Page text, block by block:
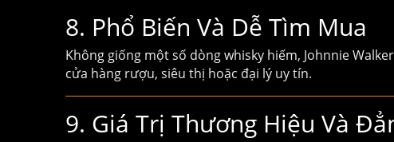
8. Phổ Biến Và Dễ Tìm Mua
Không giống một số dòng whisky hiếm, Johnnie
cửa hàng rượu, siêu thị hoặc đại lý uy tín.
9. Giá Trị Thương Hiệu Và